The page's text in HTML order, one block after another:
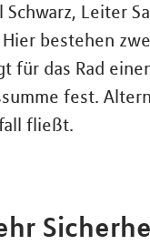
Schwarz, Leiter
bestehen
für das Rad
fest.
fließt.